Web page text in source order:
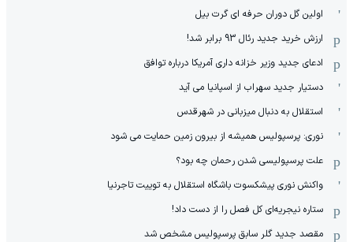
اولین گل دوران حرفه ای گرت بیل
ارزش خرید جدید رئال 93 برابر شد!
ادعای جدید وزیر خزانه داری آمریکا درباره توافق
دستیار جدید سهراب از اسپانیا می آید
استقلال به دنبال میزبانی در شهرقدس
نوری: پرسپولیس همیشه از بیرون زمین حمایت می شود
علت پرسپولیسی شدن رحمان چه بود؟
واکنش نوری پیشکسوت باشگاه استقلال به توییت تاجرنیا
ستاره نیجریه‌ای کل فصل را از دست داد!
مقصد جدید گلر سابق پرسپولیس مشخص شد